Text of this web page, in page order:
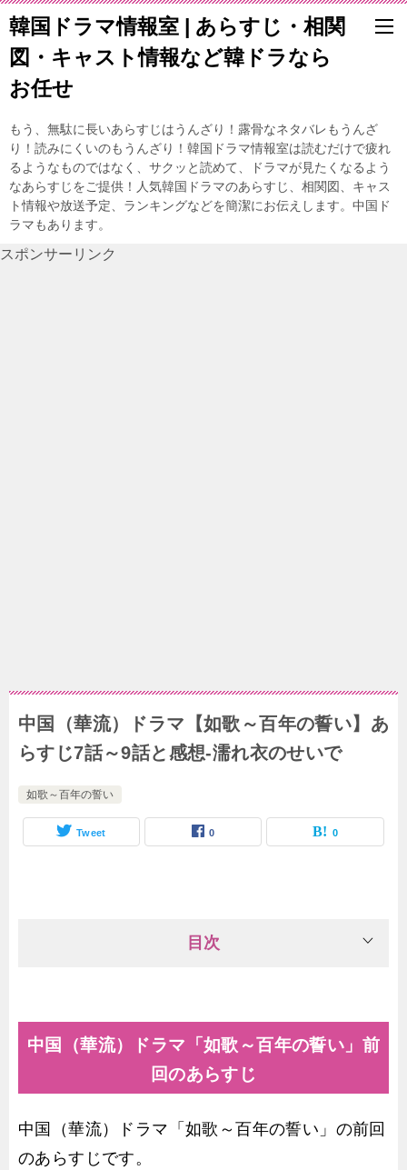
韓国ドラマ情報室 | あらすじ・相関
図・キャスト情報など韓ドラなら
お任せ
もう、無駄に長いあらすじはうんざり！露骨なネタバレもうんざ
り！読みにくいのもうんざり！韓国ドラマ情報室は読むだけで疲れ
るようなものではなく、サクッと読めて、ドラマが見たくなるよう
なあらすじをご提供！人気韓国ドラマのあらすじ、相関図、キャス
ト情報や放送予定、ランキングなどを簡潔にお伝えします。中国ド
ラマもあります。
スポンサーリンク
中国（華流）ドラマ【如歌～百年の誓い】あ
らすじ7話～9話と感想-濡れ衣のせいで
如歌～百年の誓い
Tweet 0 0
目次
中国（華流）ドラマ「如歌～百年の誓い」前
回のあらすじ
中国（華流）ドラマ「如歌～百年の誓い」の前回
のあらすじです。